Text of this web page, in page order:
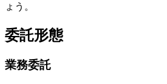
ょう。
委託形態
業務委託